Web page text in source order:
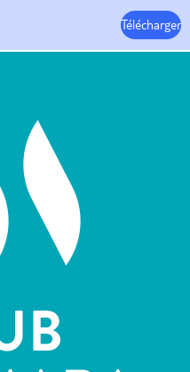
Télécharger